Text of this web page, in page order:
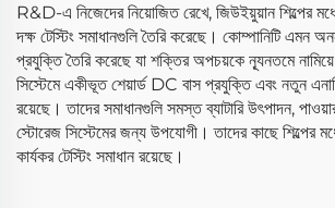
R&D-এ নিজেদের নিয়োজিত রেখে, জিউইয়ুয়ান শিল্পের
দক্ষ টেস্টিং সমাধানগুলি তৈরি করেছে। কোম্পানিটি এমন
প্রযুক্তি তৈরি করেছে যা শক্তির অপচয়কে ন্যূনতমে
সিস্টেমে একীভূত শেয়ার্ড DC বাস প্রযুক্তি এবং নতুন
রয়েছে। তাদের সমাধানগুলি সমস্ত ব্যাটারি উৎপাদন,
স্টোরেজ সিস্টেমের জন্য উপযোগী। তাদের কাছে শিল্পের
কার্যকর টেস্টিং সমাধান রয়েছে।